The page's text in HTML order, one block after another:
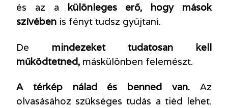
és az a különleges erő, hogy mások
szívében is fényt tudsz gyújtani.
De mindezeket tudatosan kell
működtetned, máskülönben felemészt.
A térkép nálad és benned van. Az
olvasásához szükséges tudás a tiéd lehet.